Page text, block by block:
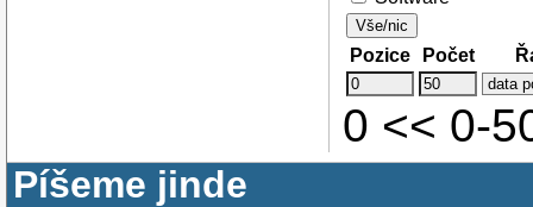
Vše/nic
Pozice Počet
0 << 0-
Píšeme jinde